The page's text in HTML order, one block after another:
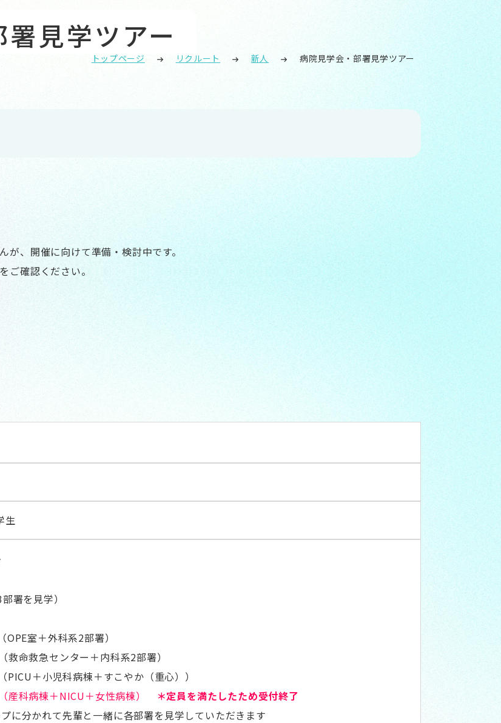
見学ツアー
トップページ リクルート 新人 病院見学会・部署見学ツアー
が、開催に向けて準備・検討中です。
ご確認ください。
生
部署を見学）
室＋外科系2部署）
命救急センター＋内科系2部署）
＋小児科病棟＋すこやか（重心））
産科病棟＋NICU＋女性病棟）
＊定員を満たしたため受付終了
分かれて先輩と一緒に各部署を見学していただきます